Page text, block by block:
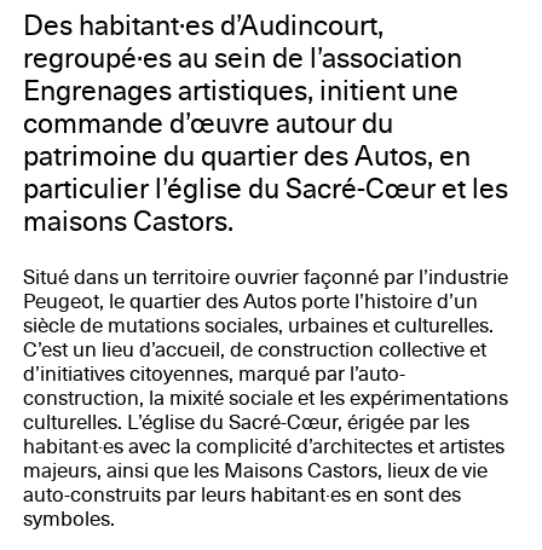
Des habitant·es d’Audincourt,
regroupé·es au sein de l’association
Engrenages artistiques, initient une
commande d’œuvre autour du
patrimoine du quartier des Autos, en
particulier l’église du Sacré-Cœur et les
maisons Castors.
Situé dans un territoire ouvrier façonné par l’industrie
Peugeot, le quartier des Autos porte l’histoire d’un
siècle de mutations sociales, urbaines et culturelles.
C’est un lieu d’accueil, de construction collective et
d’initiatives citoyennes, marqué par l’auto-
construction, la mixité sociale et les expérimentations
culturelles. L’église du Sacré-Cœur, érigée par les
habitant·es avec la complicité d’architectes et artistes
majeurs, ainsi que les Maisons Castors, lieux de vie
auto-construits par leurs habitant·es en sont des
symboles.